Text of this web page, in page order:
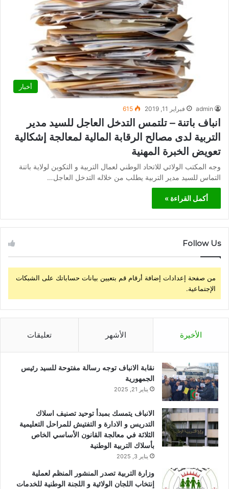
أخبار
admin فبراير 11, 2019 615
انباف باتنة – تلتمس التدخل العاجل للسيد مدير
التربية لدى مصالح الرقابة المالية لمعالجة إشكالية
تعويض الخبرة المهنية
وجه المكتب الولائي للاتحاد الوطني لعمال التربية و التكوين لولاية باتنة
التماس للسيد مدير التربية يطلب من خلاله التدخل العاجل…
أكمل القراءة »
Follow Us
من صفحة إعدادات إضافة أرقام قم بتعيين بيانات حساباتك على الشبكات
الإجتماعية.
الأخيرة الأشهر تعليقات
نقابة الانباف توجه رسالة مفتوحة للسيد رئيس
الجمهورية
يناير 21, 2025
الانباف يتمسك بمبدأ توحيد تصنيف اسلاك
التدريس و الادارة و التفتيش للمراحل التعليمية
الثلاثة في معالجة القانون الأساسي الخاص
بأسلاك التربية الوطنية
يناير 3, 2025
وزارة التربية تصدر المنشور المنظم لعملية
إنتخاب اللجان الولائية و اللجنة الوطنية للخدمات